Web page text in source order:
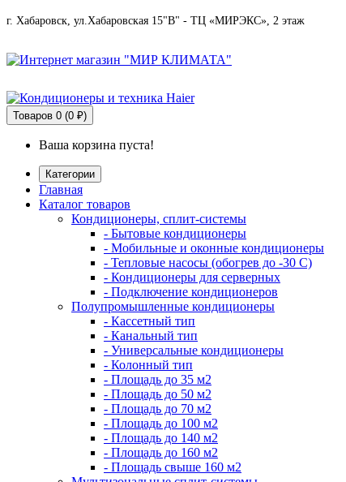
г. Хабаровск, ул.Хабаровская 15"В" - ТЦ «МИРЭКС», 2 этаж
Товаров 0 (0 ₽)
Ваша корзина пуста!
Категории
Главная
Каталог товаров
Кондиционеры, сплит-системы
- Бытовые кондиционеры
- Мобильные и оконные кондиционеры
- Тепловые насосы (обогрев до -30 C)
- Кондиционеры для серверных
- Подключение кондиционеров
Полупромышленные кондиционеры
- Кассетный тип
- Канальный тип
- Универсальные кондиционеры
- Колонный тип
- Площадь до 35 м2
- Площадь до 50 м2
- Площадь до 70 м2
- Площадь до 100 м2
- Площадь до 140 м2
- Площадь до 160 м2
- Площадь свыше 160 м2